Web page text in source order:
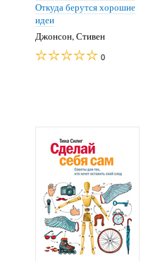
Откуда берутся хорошие
идеи
Джонсон, Стивен
0